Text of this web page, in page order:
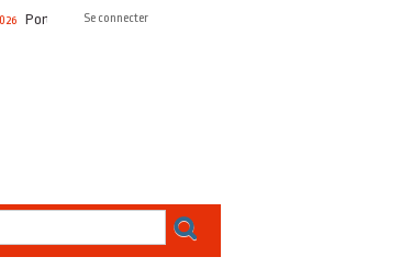
Portrait SNRL #2 – Olivier DUTHEIL, représenter les radios
Se connecter